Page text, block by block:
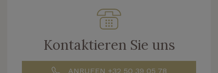
Kontaktieren Sie uns
ANRUFEN +32 50 39 05 78